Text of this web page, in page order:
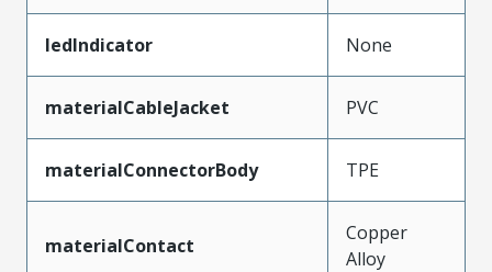
ledIndicator None
materialCableJacket PVC
materialConnectorBody TPE
materialContact
Copper
Alloy